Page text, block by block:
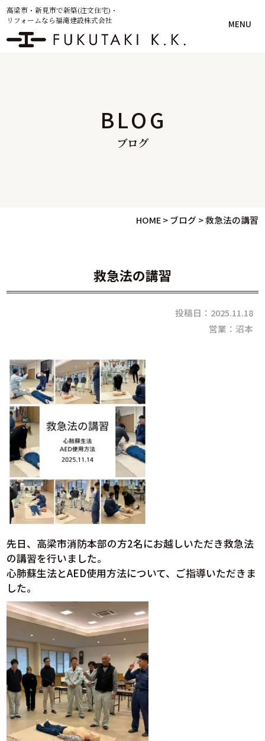
高梁市・新見市で新築(注文住宅)・
リフォームなら福滝建設株式会社
MENU
BLOG
ブログ
HOME>ブログ >救急法の講習
救急法の講習
投稿日：2025.11.18
営業：沼本
先日、高梁市消防本部の方2名にお越しいただき救急法
の講習を行いました。
心肺蘇生法とAED使用方法について、ご指導いただきま
した。